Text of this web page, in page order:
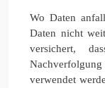
Wo Daten
Daten nicht
versichert,
verwendet